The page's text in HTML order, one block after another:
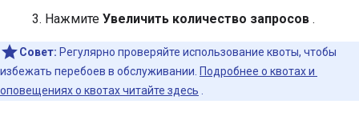
Нажмите Увеличить количество запросов .
Совет: Регулярно проверяйте использование квоты, чтобы
избежать перебоев в обслуживании. Подробнее о квотах и ​​
оповещениях о квотах читайте здесь